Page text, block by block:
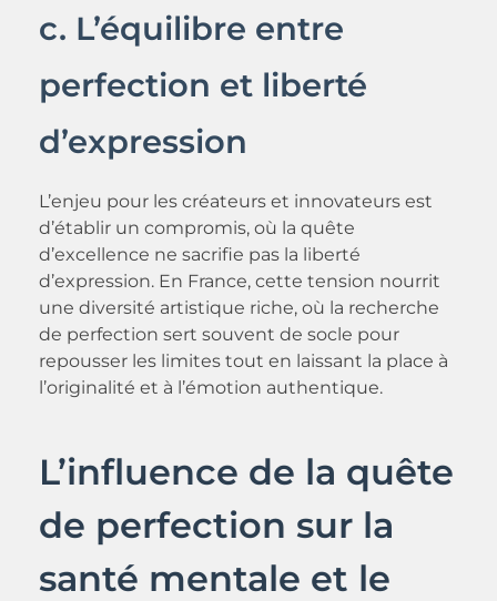
c. L’équilibre entre
perfection et liberté
d’expression
L’enjeu pour les créateurs et innovateurs est
d’établir un compromis, où la quête
d’excellence ne sacrifie pas la liberté
d’expression. En France, cette tension nourrit
une diversité artistique riche, où la recherche
de perfection sert souvent de socle pour
repousser les limites tout en laissant la place à
l’originalité et à l’émotion authentique.
L’influence de la quête
de perfection sur la
santé mentale et le